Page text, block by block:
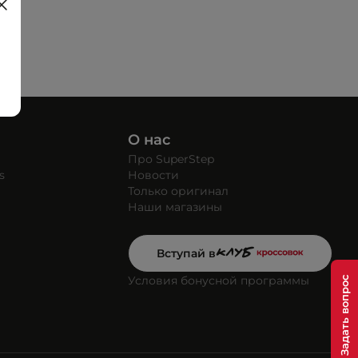
О нас
Про SuperStep
Новости
Только оригинал
Наши магазины
Вступай в
Условия бонусной программы